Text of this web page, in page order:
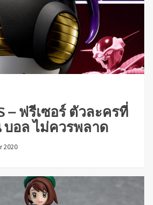
– ฟรีเซอร์ ตัวละครที่
บอล ไม่ควรพลาด
2020